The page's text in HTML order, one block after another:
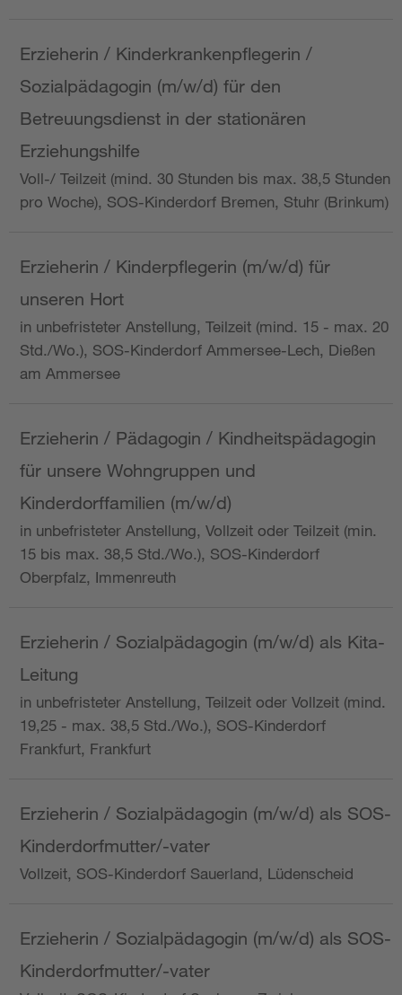
Erzieherin / Kinderkrankenpflegerin /
Sozialpädagogin (m/w/d) für den
Betreuungsdienst in der stationären
Erziehungshilfe
Voll-/ Teilzeit (mind. 30 Stunden bis max. 38,5 Stunden
pro Woche), SOS-Kinderdorf Bremen, Stuhr (Brinkum)
Erzieherin / Kinderpflegerin (m/w/d) für
unseren Hort
in unbefristeter Anstellung, Teilzeit (mind. 15 - max. 20
Std./Wo.), SOS-Kinderdorf Ammersee-Lech, Dießen
am Ammersee
Erzieherin / Pädagogin / Kindheitspädagogin
für unsere Wohngruppen und
Kinderdorffamilien (m/w/d)
in unbefristeter Anstellung, Vollzeit oder Teilzeit (min.
15 bis max. 38,5 Std./Wo.), SOS-Kinderdorf
Oberpfalz, Immenreuth
Erzieherin / Sozialpädagogin (m/w/d) als Kita-
Leitung
in unbefristeter Anstellung, Teilzeit oder Vollzeit (mind.
19,25 - max. 38,5 Std./Wo.), SOS-Kinderdorf
Frankfurt, Frankfurt
Erzieherin / Sozialpädagogin (m/w/d) als SOS-
Kinderdorfmutter/-vater
Vollzeit, SOS-Kinderdorf Sauerland, Lüdenscheid
Erzieherin / Sozialpädagogin (m/w/d) als SOS-
Kinderdorfmutter/-vater